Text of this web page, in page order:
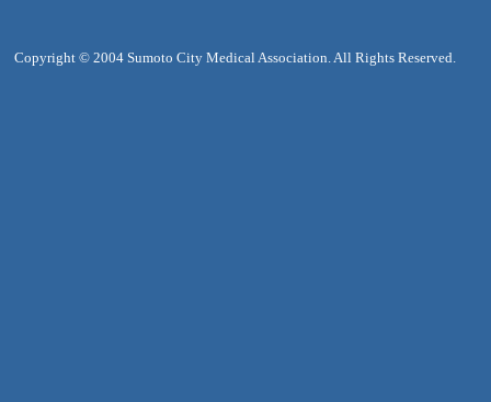
Copyright © 2004 Sumoto City Medical Association. All Rights Reserved.